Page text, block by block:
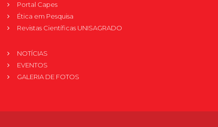
Portal Capes
Ética em Pesquisa
Revistas Científicas UNISAGRADO
NOTÍCIAS
EVENTOS
GALERIA DE FOTOS